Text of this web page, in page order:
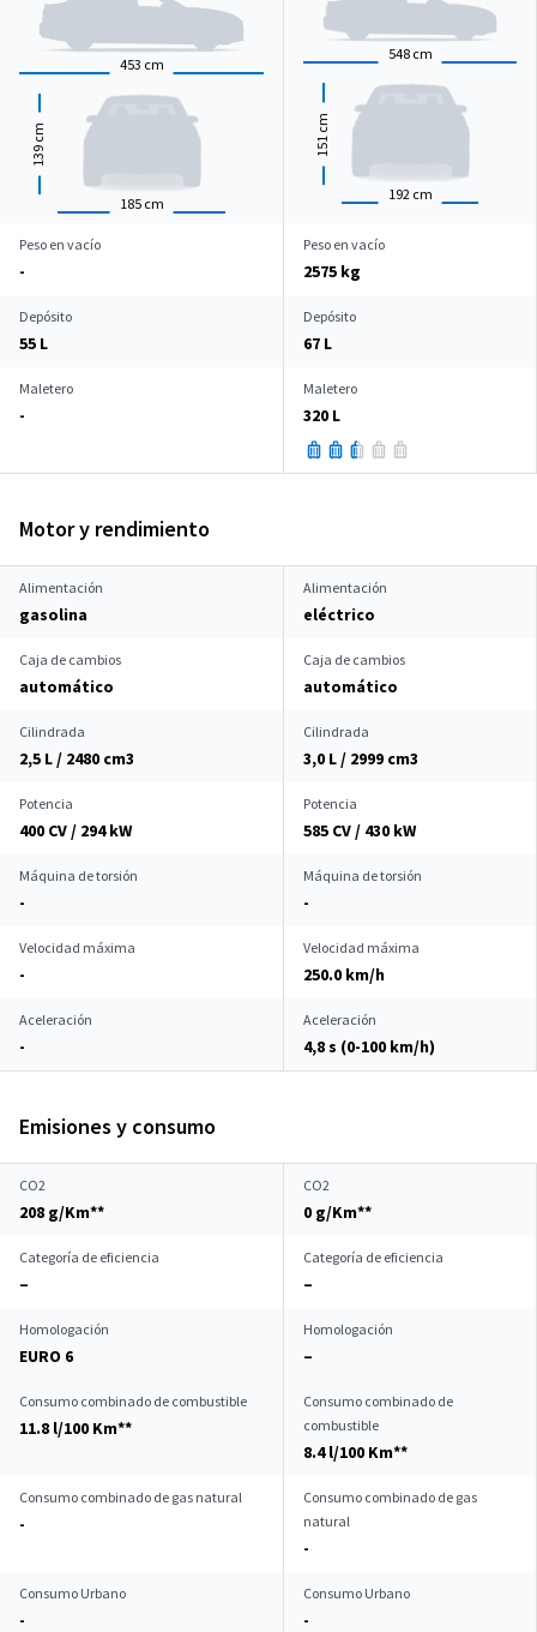
453 cm
185 cm
139
cm
548 cm
192 cm
151
cm
Peso en vacío
-
Peso en vacío
2575 kg
Depósito
55 L
Depósito
67 L
Maletero
-
Maletero
320 L
Motor y rendimiento
Alimentación
gasolina
Alimentación
eléctrico
Caja de cambios
automático
Caja de cambios
automático
Cilindrada
2,5 L / 2480 cm3
Cilindrada
3,0 L / 2999 cm3
Potencia
400 CV / 294 kW
Potencia
585 CV / 430 kW
Máquina de torsión
-
Máquina de torsión
-
Velocidad máxima
-
Velocidad máxima
250.0 km/h
Aceleración
-
Aceleración
4,8 s (0-100 km/h)
Emisiones y consumo
CO2
208 g/Km**
CO2
0 g/Km**
Categoría de eficiencia
–
Categoría de eficiencia
–
Homologación
EURO 6
Homologación
–
Consumo combinado de combustible
11.8 l/100 Km**
Consumo combinado de
combustible
8.4 l/100 Km**
Consumo combinado de gas natural
-
Consumo combinado de gas
natural
-
Consumo Urbano
-
Consumo Urbano
-